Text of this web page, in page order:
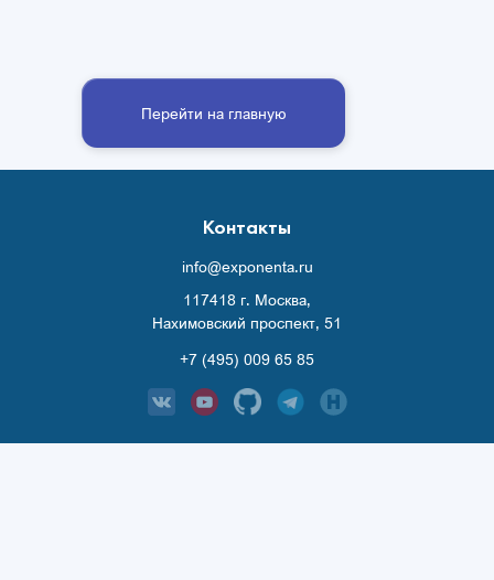
Перейти на главную
Контакты
info@exponenta.ru
117418 г. Москва,
Нахимовский проспект, 51
+7 (495) 009 65 85